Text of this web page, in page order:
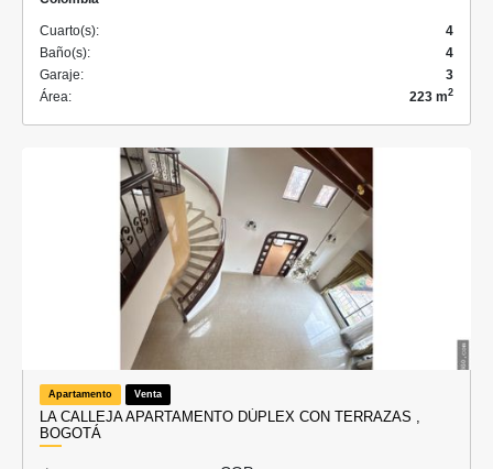
Cuarto(s):
4
Baño(s):
4
Garaje:
3
Área:
223 m2
Apartamento Venta
LA CALLEJA APARTAMENTO DÚPLEX CON TERRAZAS ,
BOGOTÁ